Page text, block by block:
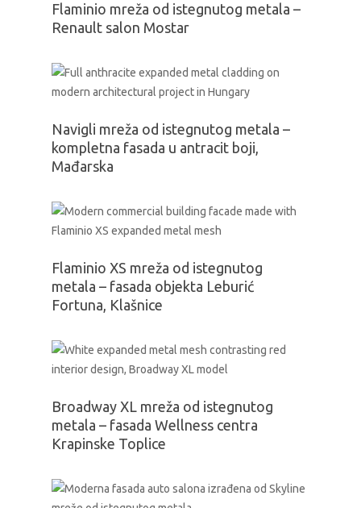
Flaminio mreža od istegnutog metala –
Renault salon Mostar
Navigli mreža od istegnutog metala –
kompletna fasada u antracit boji,
Mađarska
Flaminio XS mreža od istegnutog
metala – fasada objekta Leburić
Fortuna, Klašnice
Broadway XL mreža od istegnutog
metala – fasada Wellness centra
Krapinske Toplice